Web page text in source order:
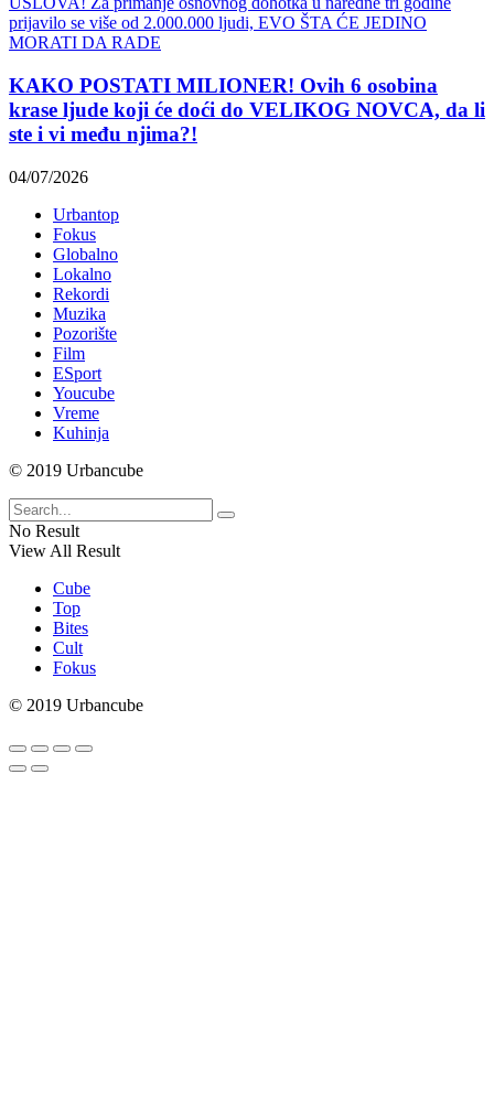
KAKO POSTATI MILIONER! Ovih 6 osobina
krase ljude koji će doći do VELIKOG NOVCA, da li
ste i vi među njima?!
04/07/2026
Urbantop
Fokus
Globalno
Lokalno
Rekordi
Muzika
Pozorište
Film
ESport
Youcube
Vreme
Kuhinja
© 2019 Urbancube
No Result
View All Result
Cube
Top
Bites
Cult
Fokus
© 2019 Urbancube